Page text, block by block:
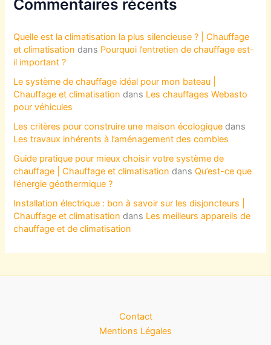
Commentaires récents
Quelle est la climatisation la plus silencieuse ? | Chauffage
et climatisation dans Pourquoi l’entretien de chauffage est-
il important ?
Le système de chauffage idéal pour mon bateau |
Chauffage et climatisation dans Les chauffages Webasto
pour véhicules
Les critères pour construire une maison écologique dans
Les travaux inhérents à l’aménagement des combles
Guide pratique pour mieux choisir votre système de
chauffage | Chauffage et climatisation dansQu’est-ce que
l’énergie géothermique ?
Installation électrique : bon à savoir sur les disjoncteurs |
Chauffage et climatisation dans Les meilleurs appareils de
chauffage et de climatisation
Contact
Mentions Légales